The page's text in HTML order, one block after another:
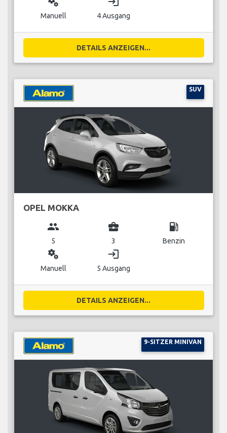
Manuell 4 Ausgang
DETAILS ANZEIGEN...
SUV
OPEL MOKKA
group
5
business_center
3
local_gas_station
Benzin
miscellaneous_services
Manuell
login
5 Ausgang
DETAILS ANZEIGEN...
9-SITZER MINIVAN